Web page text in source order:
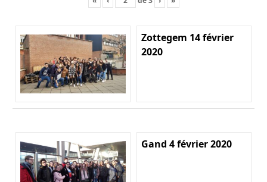
Zottegem 14 février
2020
Gand 4 février 2020